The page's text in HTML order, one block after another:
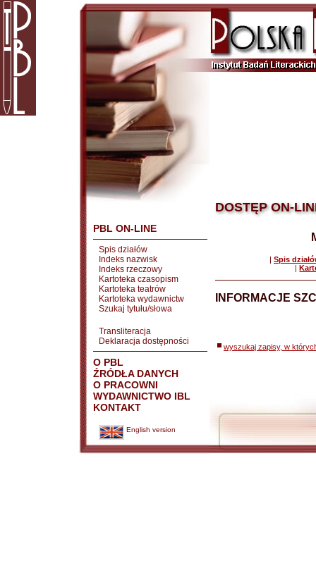
PBL ON-LINE
Spis działów
Indeks nazwisk
Indeks rzeczowy
Kartoteka czasopism
Kartoteka teatrów
Kartoteka wydawnictw
Szukaj tytułu/słowa
Transliteracja
Deklaracja dostępności
O PBL
ŹRÓDŁA DANYCH
O PRACOWNI
WYDAWNICTWO IBL
KONTAKT
English version
DOSTĘP ON-
| Spis
|
INFORMACJE
wyszukaj zapisy, w